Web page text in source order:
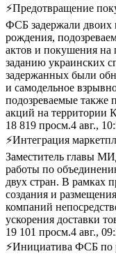
⚡Предотвращение
ФСБ задержали двоих
рождения,
актов и покушения на
заданию украинских
задержанных были
и самодельное
подозреваемые также
акций на территории
18 819 просм.4 авг.,
⚡Интеграция
Заместитель главы
работы по
двух стран. В рамках
создания и
компаний
ускорения доставки
19 101 просм.4 авг.,
⚡Инициатива ФСБ